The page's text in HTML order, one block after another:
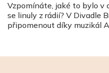
Vzpomínáte, jaké to bylo
se linuly z rádií? V Divadle
připomenout díky muzikál